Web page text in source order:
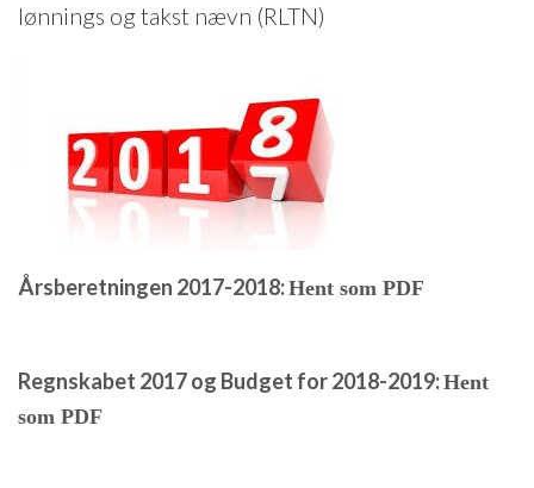
lønnings og takst nævn (RLTN)
Årsberetningen 2017-2018:Hent som PDF
Regnskabet 2017 og Budget for 2018-2019:Hent
som PDF